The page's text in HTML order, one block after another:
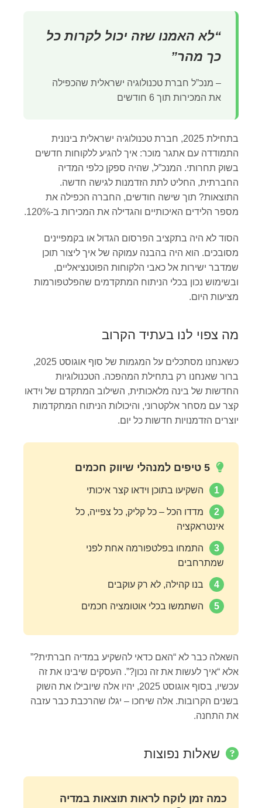
“לא האמנו שזה יכול לקרות כל
כך מהר”
– מנכ”ל חברת טכנולוגיה ישראלית שהכפילה
את המכירות תוך 6 חודשים
בתחילת 2025, חברת טכנולוגיה ישראלית בינונית
התמודדה עם אתגר מוכר: איך להגיע ללקוחות חדשים
בשוק תחרותי. המנכ”ל, שהיה ספקן כלפי המדיה
החברתית, החליט לתת הזדמנות לגישה חדשה.
התוצאות? תוך שישה חודשים, החברה הכפילה את
מספר הלידים האיכותיים והגדילה את המכירות ב-120%.
הסוד לא היה בתקציב הפרסום הגדול או בקמפיינים
מסובכים. הוא היה בהבנה עמוקה של איך ליצור תוכן
שמדבר ישירות אל כאבי הלקוחות הפוטנציאליים,
ובשימוש נכון בכלי הניתוח המתקדמים שהפלטפורמות
מציעות היום.
מה צפוי לנו בעתיד הקרוב
כשאנחנו מסתכלים על המגמות של סוף אוגוסט 2025,
ברור שאנחנו רק בתחילת המהפכה. הטכנולוגיות
החדשות של בינה מלאכותית, השילוב המתקדם של וידאו
קצר עם מסחר אלקטרוני, והיכולות הניתוח המתקדמות
יוצרים הזדמנויות חדשות כל יום.
5 טיפים למנהלי שיווק חכמים
1 השקיעו בתוכן וידאו קצר איכותי
2
מדדו הכל – כל קליק, כל צפייה, כל
אינטראקציה
3
התמחו בפלטפורמה אחת לפני
שמתרחבים
4 בנו קהילה, לא רק עוקבים
5 השתמשו בכלי אוטומציה חכמים
השאלה כבר לא “האם כדאי להשקיע במדיה חברתית?”
אלא “איך לעשות את זה נכון?”. העסקים שיבינו את זה
עכשיו, בסוף אוגוסט 2025, יהיו אלה שיובילו את השוק
בשנים הקרובות. אלה שיחכו – יגלו שהרכבת כבר עזבה
את התחנה.
שאלות נפוצות
כמה זמן לוקח לראות תוצאות במדיה